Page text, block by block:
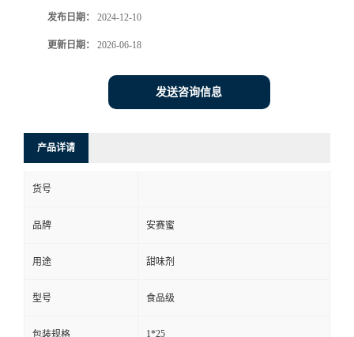
发布日期： 2024-12-10
更新日期： 2026-06-18
发送咨询信息
产品详请
货号
品牌 安赛蜜
用途 甜味剂
型号 食品级
包装规格 1*25